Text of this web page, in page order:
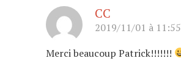
CC
2019/11/01 à 11:55
Merci beaucoup Patrick!!!!!!!